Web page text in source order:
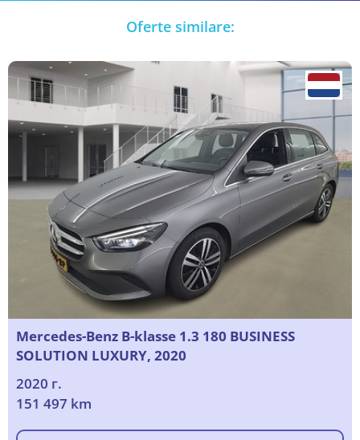
Oferte similare:
Mercedes-Benz B-klasse 1.3 180 BUSINESS
SOLUTION LUXURY, 2020
2020 г.
151 497 km